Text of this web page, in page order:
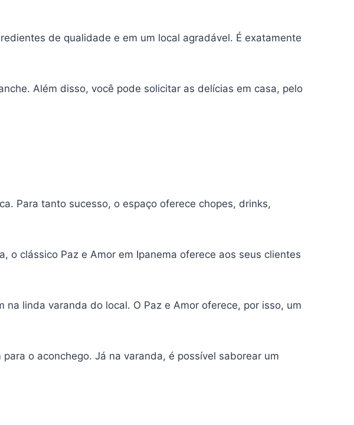
de qualidade e em um local agradável. É exatamente
Além disso, você pode solicitar as delícias em casa, pelo
Para tanto sucesso, o espaço oferece chopes, drinks,
o clássico Paz e Amor em Ipanema oferece aos seus clientes
linda varanda do local. O Paz e Amor oferece, por isso, um
o aconchego. Já na varanda, é possível saborear um